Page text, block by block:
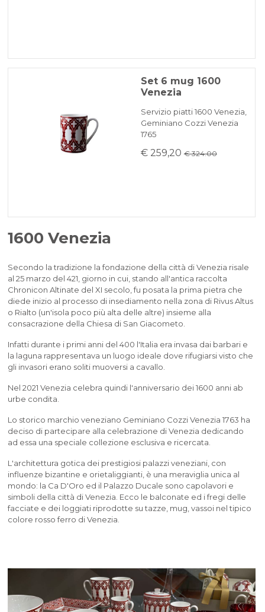
Set 6 mug 1600
Venezia
Servizio piatti 1600 Venezia,
Geminiano Cozzi Venezia
1765
€ 259,20 € 324.00
1600 Venezia
Secondo la tradizione la fondazione della città di Venezia risale
al 25 marzo del 421, giorno in cui, stando all'antica raccolta
Chronicon Altinate del XI secolo, fu posata la prima pietra che
diede inizio al processo di insediamento nella zona di Rivus Altus
o Rialto (un'isola poco più alta delle altre) insieme alla
consacrazione della Chiesa di San Giacometo.
Infatti durante i primi anni del 400 l'Italia era invasa dai barbari e
la laguna rappresentava un luogo ideale dove rifugiarsi visto che
gli invasori erano soliti muoversi a cavallo.
Nel 2021 Venezia celebra quindi l'anniversario dei 1600 anni ab
urbe condita.
Lo storico marchio veneziano Geminiano Cozzi Venezia 1763 ha
deciso di partecipare alla celebrazione di Venezia dedicando
ad essa una speciale collezione esclusiva e ricercata.
L'architettura gotica dei prestigiosi palazzi veneziani, con
influenze bizantine e orietaliggianti, è una meraviglia unica al
mondo: la Ca D'Oro ed il Palazzo Ducale sono capolavori e
simboli della città di Venezia. Ecco le balconate ed i fregi delle
facciate e dei loggiati riprodotte su tazze, mug, vassoi nel tipico
colore rosso ferro di Venezia.